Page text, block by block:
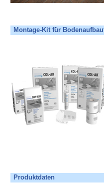
Montage-Kit für
Produktdaten